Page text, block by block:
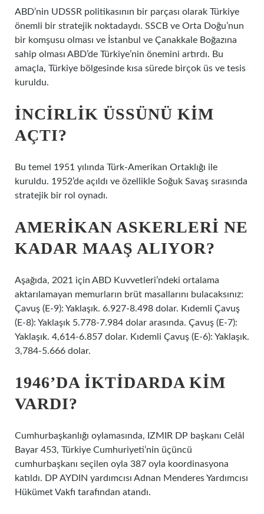
ABD’nin UDSSR politikasının bir parçası olarak Türkiye
önemli bir stratejik noktadaydı. SSCB ve Orta Doğu’nun
bir komşusu olması ve İstanbul ve Çanakkale Boğazına
sahip olması ABD’de Türkiye’nin önemini artırdı. Bu
amaçla, Türkiye bölgesinde kısa sürede birçok üs ve tesis
kuruldu.
İNCIRLIK ÜSSÜNÜ KIM
AÇTI?
Bu temel 1951 yılında Türk-Amerikan Ortaklığı ile
kuruldu. 1952’de açıldı ve özellikle Soğuk Savaş sırasında
stratejik bir rol oynadı.
AMERIKAN ASKERLERI NE
KADAR MAAŞ ALIYOR?
Aşağıda, 2021 için ABD Kuvvetleri’ndeki ortalama
aktarılamayan memurların brüt masallarını bulacaksınız:
Çavuş (E-9): Yaklaşık. 6.927-8.498 dolar. Kıdemli Çavuş
(E-8): Yaklaşık 5.778-7.984 dolar arasında. Çavuş (E-7):
Yaklaşık. 4,614-6.857 dolar. Kıdemli Çavuş (E-6): Yaklaşık.
3,784-5.666 dolar.
1946’DA IKTIDARDA KIM
VARDI?
Cumhurbaşkanlığı oylamasında, IZMIR DP başkanı Celâl
Bayar 453, Türkiye Cumhuriyeti’nin üçüncü
cumhurbaşkanı seçilen oyla 387 oyla koordinasyona
katıldı. DP AYDIN ​​yardımcısı Adnan Menderes Yardımcısı
Hükümet Vakfı tarafından atandı.